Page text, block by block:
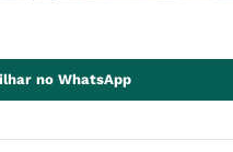
no WhatsApp